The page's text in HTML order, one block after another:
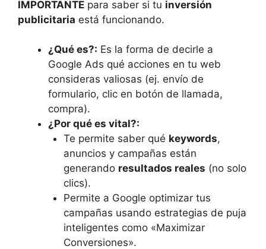
IMPORTANTE para saber si tu inversión
publicitaria está funcionando.
¿Qué es?: Es la forma de decirle a
Google Ads qué acciones en tu web
consideras valiosas (ej. envío de
formulario, clic en botón de llamada,
compra).
¿Por qué es vital?:
Te permite saber qué keywords,
anuncios y campañas están
generando resultados reales (no solo
clics).
Permite a Google optimizar tus
campañas usando estrategias de puja
inteligentes como «Maximizar
Conversiones».